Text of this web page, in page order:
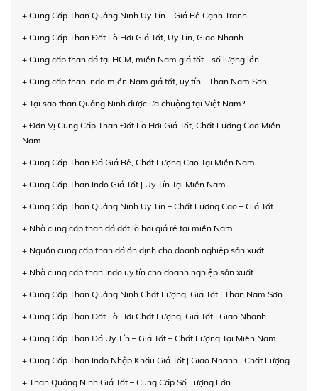
+ Cung Cấp Than Quảng Ninh Uy Tín – Giá Rẻ Cạnh Tranh
+ Cung Cấp Than Đốt Lò Hơi Giá Tốt, Uy Tín, Giao Nhanh
+ Cung cấp than đá tại HCM, miền Nam giá tốt - số lượng lớn
+ Cung cấp than Indo miền Nam giá tốt, uy tín - Than Nam Sơn
+ Tại sao than Quảng Ninh được ưa chuộng tại Việt Nam?
+ Đơn Vị Cung Cấp Than Đốt Lò Hơi Giá Tốt, Chất Lượng Cao Miền
Nam
+ Cung Cấp Than Đá Giá Rẻ, Chất Lượng Cao Tại Miền Nam
+ Cung Cấp Than Indo Giá Tốt | Uy Tín Tại Miền Nam
+ Cung Cấp Than Quảng Ninh Uy Tín – Chất Lượng Cao – Giá Tốt
+ Nhà cung cấp than đá đốt lò hơi giá rẻ tại miền Nam
+ Nguồn cung cấp than đá ổn định cho doanh nghiệp sản xuất
+ Nhà cung cấp than Indo uy tín cho doanh nghiệp sản xuất
+ Cung Cấp Than Quảng Ninh Chất Lượng, Giá Tốt | Than Nam Sơn
+ Cung Cấp Than Đốt Lò Hơi Chất Lượng, Giá Tốt | Giao Nhanh
+ Cung Cấp Than Đá Uy Tín – Giá Tốt – Chất Lượng Tại Miền Nam
+ Cung Cấp Than Indo Nhập Khẩu Giá Tốt | Giao Nhanh | Chất Lượng
+ Than Quảng Ninh Giá Tốt – Cung Cấp Số Lượng Lớn